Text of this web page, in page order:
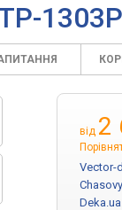
від 2
Vector-
Deka.ua